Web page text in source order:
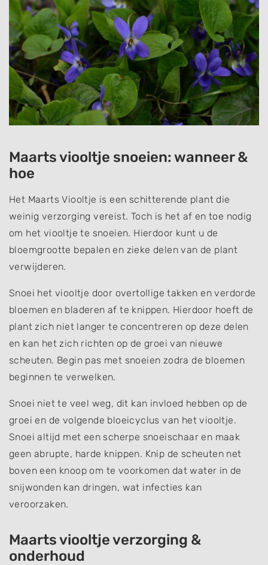
Maarts viooltje snoeien: wanneer &
hoe
Het Maarts Viooltje is een schitterende plant die
weinig verzorging vereist. Toch is het af en toe nodig
om het viooltje te snoeien. Hierdoor kunt u de
bloemgrootte bepalen en zieke delen van de plant
verwijderen.
Snoei het viooltje door overtollige takken en verdorde
bloemen en bladeren af te knippen. Hierdoor hoeft de
plant zich niet langer te concentreren op deze delen
en kan het zich richten op de groei van nieuwe
scheuten. Begin pas met snoeien zodra de bloemen
beginnen te verwelken.
Snoei niet te veel weg, dit kan invloed hebben op de
groei en de volgende bloeicyclus van het viooltje.
Snoei altijd met een scherpe snoeischaar en maak
geen abrupte, harde knippen. Knip de scheuten net
boven een knoop om te voorkomen dat water in de
snijwonden kan dringen, wat infecties kan
veroorzaken.
Maarts viooltje verzorging &
onderhoud